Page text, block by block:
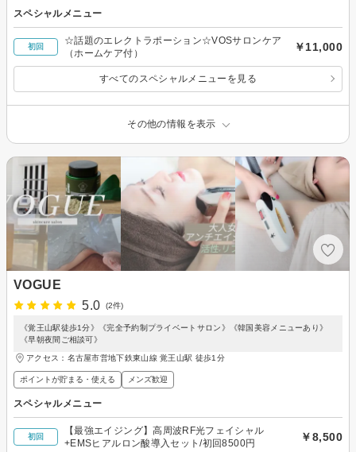
スペシャルメニュー
初回
☆話題のエレクトラポーション☆VOSサロンケア
（ホームケア付）
￥11,000
すべてのスペシャルメニューを見る
その他の情報を表示
VOGUE
5.0
(2件)
《覚王山駅徒歩1分》《完全予約制プライベートサロン》《韓国美容メニューあり》
《早朝夜間ご相談可》
アクセス：名古屋市営地下鉄東山線 覚王山駅 徒歩1分
ポイントが貯まる・使える メンズ歓迎
スペシャルメニュー
初回
【最強エイジング】高周波RF光フェイシャル
+EMSヒアルロン酸導入セット/初回8500円
￥8,500